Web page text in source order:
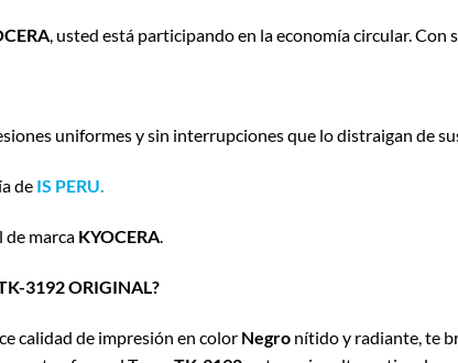
, usted está participando en la economía circular. Con
uniformes y sin interrupciones que lo distraigan de
de IS PERU.
de marca KYOCERA.
3192ORIGINAL?
calidad de impresión en color Negro nítido y radiante, te